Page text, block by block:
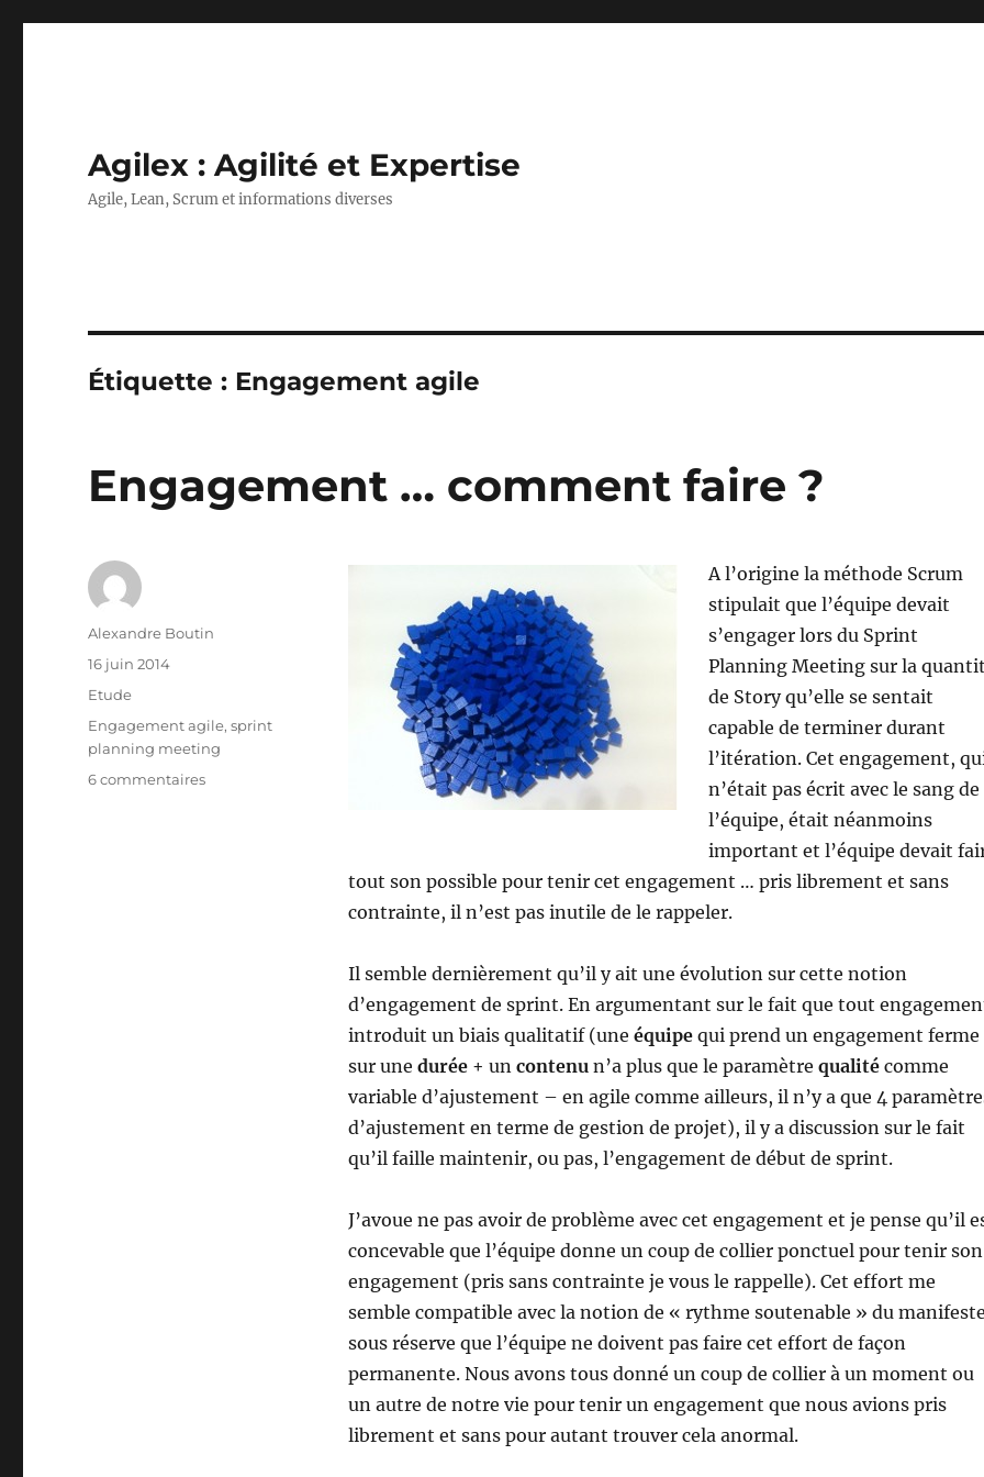
Agilex : Agilité et Expertise
Agile, Lean, Scrum et informations diverses
Étiquette : Engagement agile
Engagement … comment faire ?
A l’origine la méthode Scrum
stipulait que l’équipe devait
s’engager lors du Sprint
Planning Meeting sur la
de Story qu’elle se sentait
capable de terminer durant
l’itération. Cet engagement,
n’était pas écrit avec le sang de
l’équipe, était néanmoins
important et l’équipe devait
tout son possible pour tenir cet engagement … pris librement et sans
contrainte, il n’est pas inutile de le rappeler.
Il semble dernièrement qu’il y ait une évolution sur cette notion
d’engagement de sprint. En argumentant sur le fait que tout
introduit un biais qualitatif (une équipequi prend un engagement ferme
sur une durée+ un contenun’a plus que le paramètre qualitécomme
variable d’ajustement – en agile comme ailleurs, il n’y a que 4
d’ajustement en terme de gestion de projet), il y a discussion sur le fait
qu’il faille maintenir, ou pas, l’engagement de début de sprint.
J’avoue ne pas avoir de problème avec cet engagement et je pense qu’il
concevable que l’équipe donne un coup de collier ponctuel pour tenir son
engagement (pris sans contrainte je vous le rappelle). Cet effort me
semble compatible avec la notion de « rythme soutenable » du manifeste
sous réserve que l’équipe ne doivent pas faire cet effort de façon
permanente. Nous avons tous donné un coup de collier à un moment ou
un autre de notre vie pour tenir un engagement que nous avions pris
librement et sans pour autant trouver cela anormal.
Auteur
Alexandre Boutin
Publié
16 juin 2014
Catégories
Etude
Étiquettes
Engagement agile,sprint
planning meeting
6 commentairessur